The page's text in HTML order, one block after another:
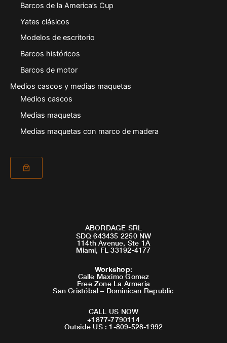
Barcos de la America’s Cup
Yates clásicos
Modelos de escritorio
Barcos históricos
Barcos de motor
Medios cascos y medias maquetas
Medios cascos
Medias maquetas
Medias maquetas con marco de madera
ABORDAGE SRL
SDQ 643435 2250 NW
114th Avenue, Ste 1A
Miami, FL 33192-4177
Workshop:
Calle Maximo Gomez
Free Zone La Armeria
San Cristóbal – Dominican Republic
CALL US NOW
+1877-7790114
Outside US : 1-809-528-1992